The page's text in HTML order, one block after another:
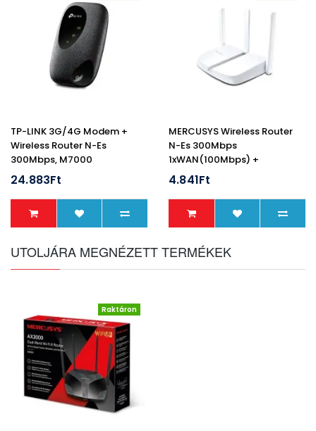
TP-LINK 3G/4G Modem +
Wireless Router N-Es
300Mbps, M7000
24.883Ft
MERCUSYS Wireless Router
N-Es 300Mbps
1xWAN(100Mbps) +
3xLAN(100Mbps), MW305R
4.841Ft
UTOLJÁRA MEGNÉZETT TERMÉKEK
Raktáron